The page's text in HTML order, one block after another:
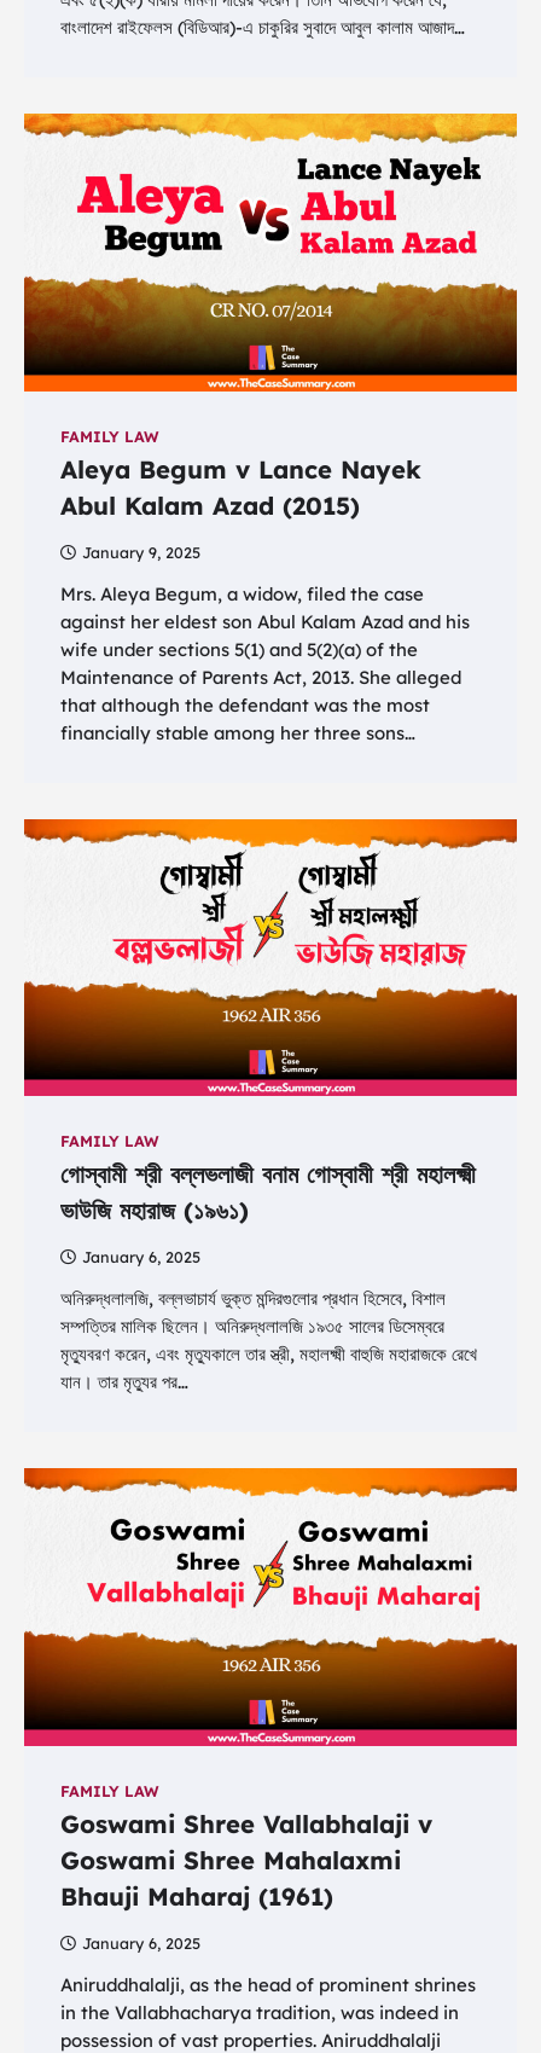
বাংলাদেশ রাইফেলস (বিডিআর)-এ চাকুরির সুবাদে আবুল কালাম আজাদ…
FAMILY LAW
Aleya Begum v Lance Nayek
Abul Kalam Azad (2015)
January 9, 2025
Mrs. Aleya Begum, a widow, filed the case
against her eldest son Abul Kalam Azad and his
wife under sections 5(1) and 5(2)(a) of the
Maintenance of Parents Act, 2013. She alleged
that although the defendant was the most
financially stable among her three sons…
FAMILY LAW
গোস্বামী শ্রী বল্লভলাজী বনাম গোস্বামী শ্রী মহালক্ষ্মী
ভাউজি মহারাজ (১৯৬১)
January 6, 2025
অনিরুদ্ধলালজি, বল্লভাচার্য ভুক্ত মন্দিরগুলোর প্রধান হিসেবে, বিশাল
সম্পত্তির মালিক ছিলেন। অনিরুদ্ধলালজি ১৯৩৫ সালের ডিসেম্বরে
মৃত্যুবরণ করেন, এবং মৃত্যুকালে তার স্ত্রী, মহালক্ষ্মী বাহুজি মহারাজকে রেখে
যান। তার মৃত্যুর পর…
FAMILY LAW
Goswami Shree Vallabhalaji v
Goswami Shree Mahalaxmi
Bhauji Maharaj (1961)
January 6, 2025
Aniruddhalalji, as the head of prominent shrines
in the Vallabhacharya tradition, was indeed in
possession of vast properties. Aniruddhalalji